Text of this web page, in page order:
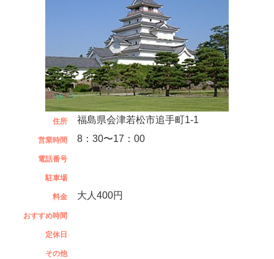
住所 福島県会津若松市追手町1-1
営業時間 8：30〜17：00
電話番号
駐車場
料金 大人400円
おすすめ時間
定休日
その他